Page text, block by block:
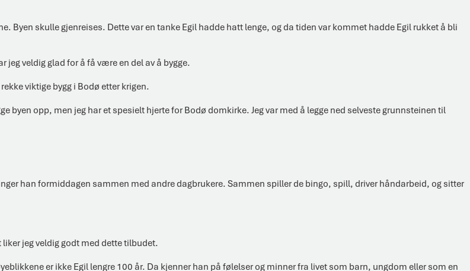
Byen skulle gjenreises. Dette var en tanke Egil hadde hatt lenge, og da tiden var kommet hadde Egil rukket å bli
jeg veldig glad for å få være en del av å bygge.
viktige bygg i Bodø etter krigen.
byen opp, men jeg har et spesielt hjerte for Bodø domkirke. Jeg var med å legge ned selveste grunnsteinen til
han formiddagen sammen med andre dagbrukere. Sammen spiller de bingo, spill, driver håndarbeid, og sitter
jeg veldig godt med dette tilbudet.
er ikke Egil lengre 100 år. Da kjenner han på følelser og minner fra livet som barn, ungdom eller som en